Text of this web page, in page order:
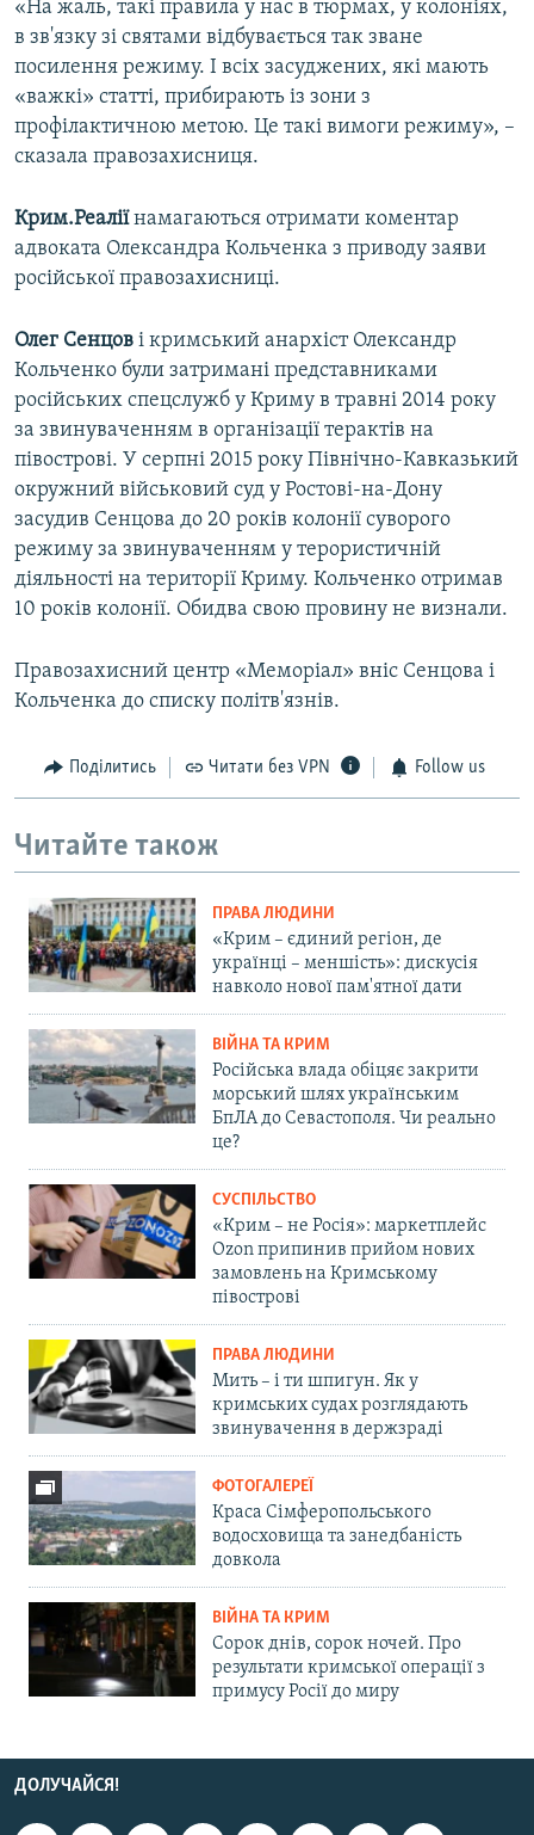
«На жаль, такі правила у нас в тюрмах, у колоніях,
в зв'язку зі святами відбувається так зване
посилення режиму. І всіх засуджених, які мають
«важкі» статті, прибирають із зони з
профілактичною метою. Це такі вимоги режиму», –
сказала правозахисниця.
Крим.Реаліїнамагаються отримати коментар
адвоката Олександра Кольченка з приводу заяви
російської правозахисниці.
Олег Сенцов і кримський анархіст Олександр
Кольченко були затримані представниками
російських спецслужб у Криму в травні 2014 року
за звинуваченням в організації терактів на
півострові. У серпні 2015 року Північно-Кавказький
окружний військовий суд у Ростові-на-Дону
засудив Сенцова до 20 років колонії суворого
режиму за звинуваченням у терористичній
діяльності на території Криму. Кольченко отримав
10 років колонії. Обидва свою провину не визнали.
Правозахисний центр «Меморіал» вніс Сенцова і
Кольченка до списку політв'язнів.
Поділитись Читати без VPN Follow us
Читайте також
ПРАВА ЛЮДИНИ
«Крим – єдиний регіон, де
українці – меншість»: дискусія
навколо нової пам'ятної дати
ВІЙНА ТА КРИМ
Російська влада обіцяє закрити
морський шлях українським
БпЛА до Севастополя. Чи реально
це?
СУСПІЛЬСТВО
«Крим – не Росія»: маркетплейс
Ozon припинив прийом нових
замовлень на Кримському
півострові
ПРАВА ЛЮДИНИ
Мить – і ти шпигун. Як у
кримських судах розглядають
звинувачення в держзраді
ФОТОГАЛЕРЕЇ
Краса Сімферопольського
водосховища та занедбаність
довкола
ВІЙНА ТА КРИМ
Сорок днів, сорок ночей. Про
результати кримської операції з
примусу Росії до миру
ДОЛУЧАЙСЯ!